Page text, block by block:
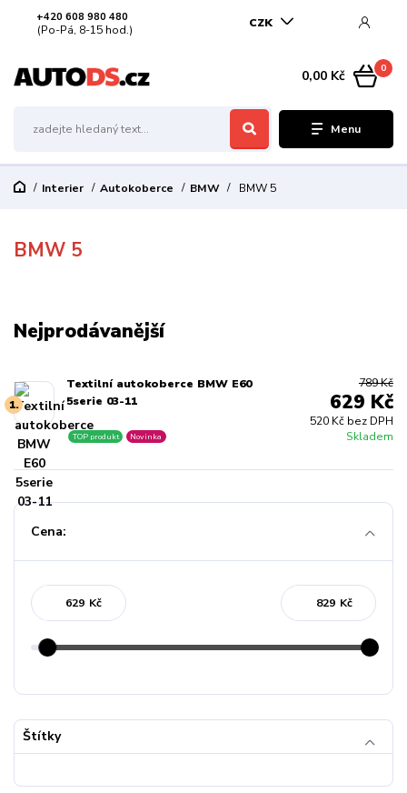
Menu
CZK
+420 608 980 480
(Po-Pá, 8-15 hod.)
0
0,00 Kč
Interier Autokoberce BMW BMW 5
BMW 5
Nejprodávanější
1.
Textilní autokoberce BMW E60
5serie 03-11
Skladem
TOP produkt Novinka
789 Kč
629 Kč
520 Kč bez DPH
Cena:
Kč Kč
Štítky